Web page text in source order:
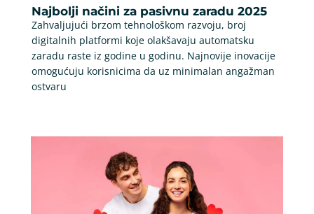
Najbolji načini za pasivnu zaradu 2025
Zahvaljujući brzom tehnološkom razvoju, broj
digitalnih platformi koje olakšavaju automatsku
zaradu raste iz godine u godinu. Najnovije inovacije
omogućuju korisnicima da uz minimalan angažman
ostvaru